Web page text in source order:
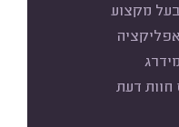
מקצוע
חוות דעת